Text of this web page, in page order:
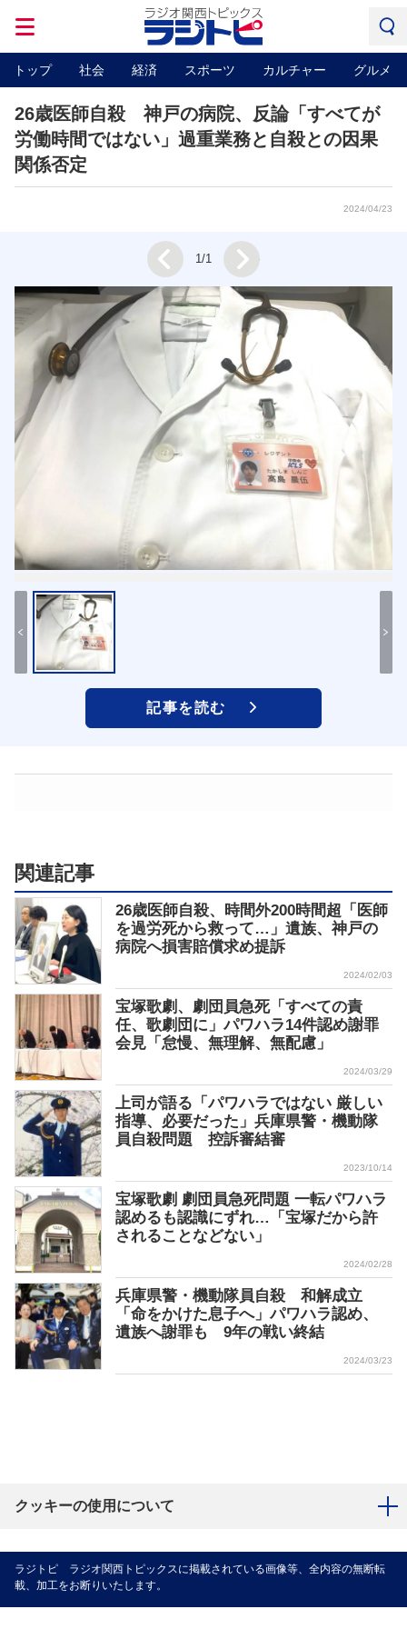
トップ 社会 経済 スポーツ カルチャー グルメ
26歳医師自殺 神戸の病院、反論「すべてが
労働時間ではない」過重業務と自殺との因果
関係否定
2024/04/23
Prev 1/1
記事を読む
関連記事
26歳医師自殺、時間外200時間超「医師
を過労死から救って…」遺族、神戸の
病院へ損害賠償求め提訴
2024/02/03
宝塚歌劇、劇団員急死「すべての責
任、歌劇団に」パワハラ14件認め謝罪
会見「怠慢、無理解、無配慮」
2024/03/29
上司が語る「パワハラではない 厳しい
指導、必要だった」兵庫県警・機動隊
員自殺問題 控訴審結審
2023/10/14
宝塚歌劇 劇団員急死問題 一転パワハラ
認めるも認識にずれ…「宝塚だから許
されることなどない」
2024/02/28
兵庫県警・機動隊員自殺 和解成立
「命をかけた息子へ」パワハラ認め、
遺族へ謝罪も 9年の戦い終結
2024/03/23
クッキーの使用について
ラジトピ ラジオ関西トピックスに掲載されている画像等、全内容の無断転
載、加工をお断りいたします。